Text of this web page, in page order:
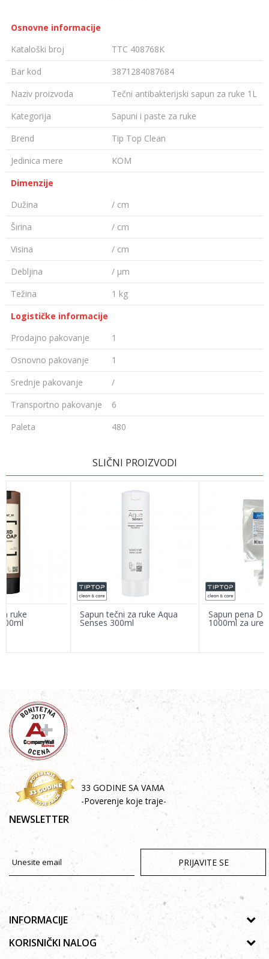
Osnovne informacije
Kataloški broj
TTC 408768K
Bar kod
3871284087684
Naziv proizvoda
Tečni antibakterijski sapun za ruke 1L
Kategorija
Sapuni i paste za ruke
Brend
Tip Top Clean
Jedinica mere
KOM
Dimenzije
Dužina
/ cm
Širina
/ cm
Visina
/ cm
Debljina
/ µm
Težina
1 kg
Logističke informacije
Prodajno pakovanje
1
Osnovno pakovanje
1
Srednje pakovanje
/
Transportno pakovanje
6
Paleta
480
SLIČNI PROIZVODI
ruke Sapun tečni za ruke Aqua
Senses 300ml
Sapun pena
1000ml za
33 GODINE SA VAMA
-Poverenje koje traje-
NEWSLETTER
PRIJAVITE SE
INFORMACIJE
O nama
KORISNIČKI NALOG